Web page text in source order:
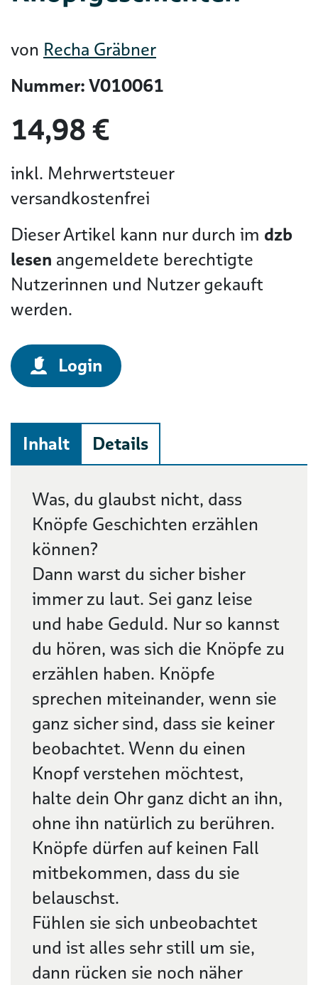
von Recha Gräbner
Nummer: V010061
14,98 €
inkl. Mehrwertsteuer
versandkostenfrei
Dieser Artikel kann nur durch im dzb
lesen angemeldete berechtigte
Nutzerinnen und Nutzer gekauft
werden.
Login
Inhalt Details
Beschreibung
Was, du glaubst nicht, dass
Knöpfe Geschichten erzählen
können?
Dann warst du sicher bisher
immer zu laut. Sei ganz leise
und habe Geduld. Nur so kannst
du hören, was sich die Knöpfe zu
erzählen haben. Knöpfe
sprechen miteinander, wenn sie
ganz sicher sind, dass sie keiner
beobachtet. Wenn du einen
Knopf verstehen möchtest,
halte dein Ohr ganz dicht an ihn,
ohne ihn natürlich zu berühren.
Knöpfe dürfen auf keinen Fall
mitbekommen, dass du sie
belauschst.
Fühlen sie sich unbeobachtet
und ist alles sehr still um sie,
dann rücken sie noch näher